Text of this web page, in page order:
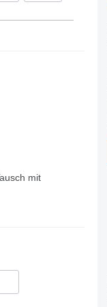
mit